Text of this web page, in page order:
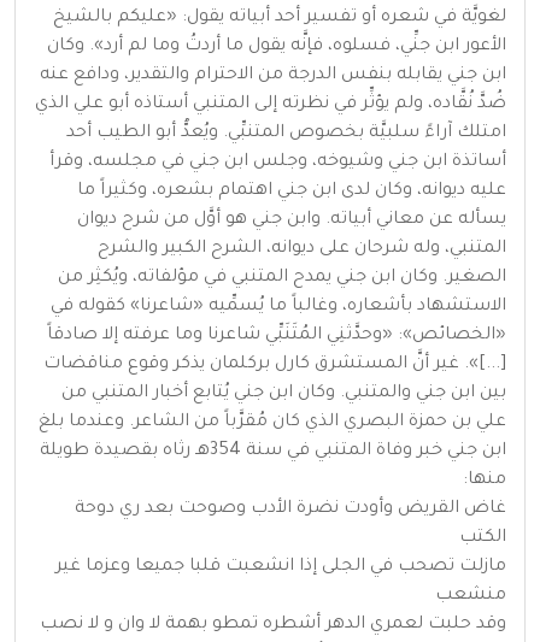
لغويَّة في شعره أو تفسير أحد أبياته يقول: «عليكم بالشيخ
الأعور ابن جنِّي، فسلوه، فإنَّه يقول ما أردتُ وما لم أرد». وكان
ابن جني يقابله بنفس الدرجة من الاحترام والتقدير، ودافع عنه
ضُدَّ نُقَّاده، ولم يؤثِّر في نظرته إلى المتنبي أستاذه أبو علي الذي
امتلك آراءً سلبيَّة بخصوص المتنبِّي. ويُعدُّ أبو الطيب أحد
أساتذة ابن جني وشيوخه، وجلس ابن جني في مجلسه، وقرأ
عليه ديوانه، وكان لدى ابن جني اهتمام بشعره، وكثيراً ما
يسأله عن معاني أبياته. وابن جني هو أوَّل من شرح ديوان
المتنبي، وله شرحان على ديوانه، الشرح الكبير والشرح
الصغير. وكان ابن جني يمدح المتنبي في مؤلفاته، ويُكثِر من
الاستشهاد بأشعاره، وغالباً ما يُسمِّيه «شاعرنا» كقوله في
«الخصائص»: «وحدَّثنِي المُتَنَبِّي شاعرنا وما عرفته إلا صادقاً
[...]». غير أنَّ المستشرق كارل بركلمان يذكر وقوع مناقضات
بين ابن جني والمتنبي. وكان ابن جني يُتابع أخبار المتنبي من
علي بن حمزة البصري الذي كان مُقرَّباً من الشاعر. وعندما بلغ
ابن جني خبر وفاة المتنبي في سنة 354هـ رثاه بقصيدة طويلة
منها:
غاض القريض وأودت نضرة الأدب وصوحت بعد ري دوحة
الكتب
مازلت تصحب في الجلى إذا انشعبت قلبا جميعا وعزما غير
منشعب
وقد حلبت لعمري الدهر أشطره تمطو بهمة لا وان و لا نصب